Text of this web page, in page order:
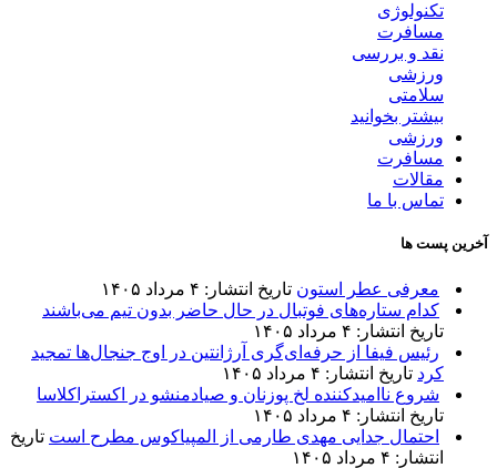
تکنولوژی
مسافرت
نقد و بررسی
ورزشی
سلامتی
بیشتر بخوانید
ورزشی
مسافرت
مقالات
تماس با ما
آخرین پست ها
معرفی عطر استون تاریخ انتشار: ۴ مرداد ۱۴۰۵
کدام ستاره‌های فوتبال در حال حاضر بدون تیم می‌باشند
تاریخ انتشار: ۴ مرداد ۱۴۰۵
رئیس فیفا از حرفه‌ای‌گری آرژانتین در اوج جنجال‌ها تمجید
کرد تاریخ انتشار: ۴ مرداد ۱۴۰۵
شروع ناامیدکننده لخ پوزنان و صیادمنشو در اکستراکلاسا
تاریخ انتشار: ۴ مرداد ۱۴۰۵
احتمال جدایی مهدی طارمی از المپیاکوس مطرح است تاریخ
انتشار: ۴ مرداد ۱۴۰۵